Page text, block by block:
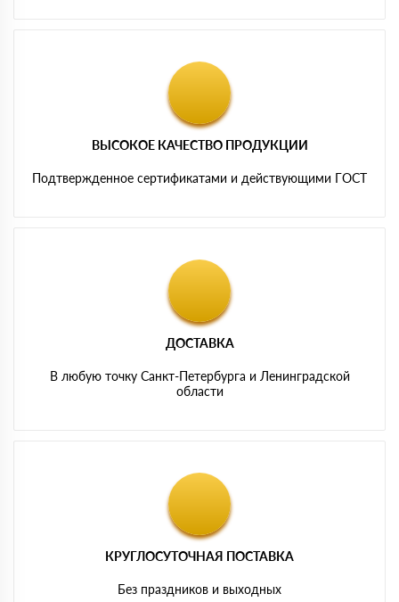
ВЫСОКОЕ КАЧЕСТВО ПРОДУКЦИИ
Подтвержденное сертификатами и действующими ГОСТ
ДОСТАВКА
В любую точку Санкт-Петербурга и Ленинградской
области
КРУГЛОСУТОЧНАЯ ПОСТАВКА
Без праздников и выходных